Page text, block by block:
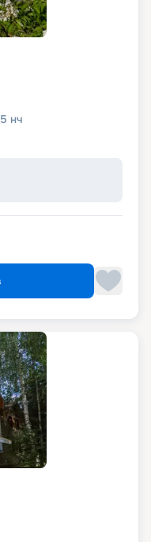
5 нч